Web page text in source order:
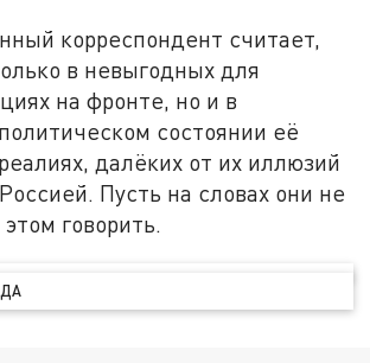
корреспондент считает,
в невыгодных для
на фронте, но и в
состоянии её
далёких от их иллюзий
Пусть на словах они не
говорить.